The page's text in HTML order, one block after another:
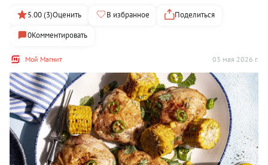
Мой Магнит 03 мая 2026 г.
5.00 (3)Оценить В избранное
Поделиться
0Комментировать